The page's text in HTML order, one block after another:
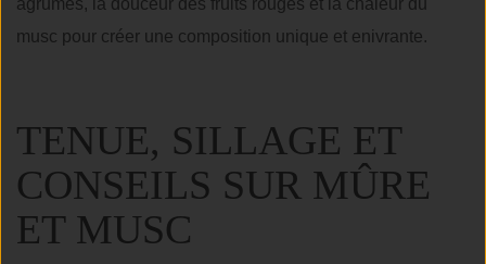
agrumes, la douceur des fruits rouges et la chaleur du
musc pour créer une composition unique et enivrante.
TENUE, SILLAGE ET
CONSEILS SUR MÛRE
ET MUSC